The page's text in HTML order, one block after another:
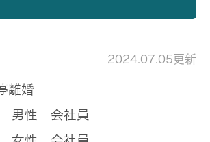
2024.07.05更新
離婚
性 会社員